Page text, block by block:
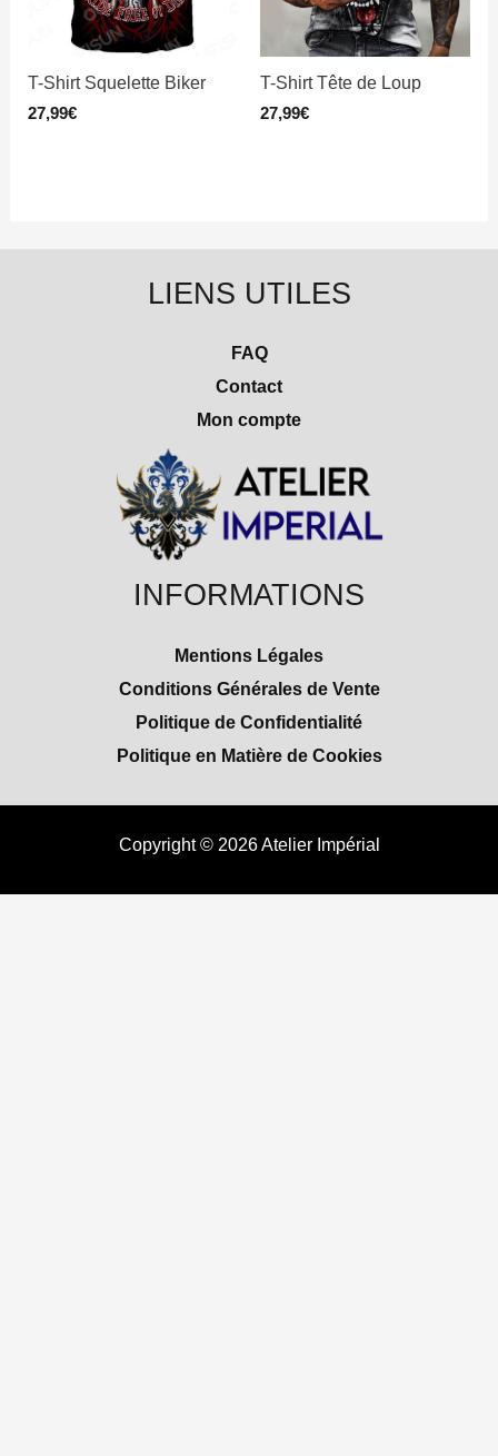
T-Shirt Squelette Biker
27,99€
T-Shirt Tête de Loup
27,99€
LIENS UTILES
FAQ
Contact
Mon compte
INFORMATIONS
Mentions Légales
Conditions Générales de Vente
Politique de Confidentialité
Politique en Matière de Cookies
Copyright © 2026 Atelier Impérial